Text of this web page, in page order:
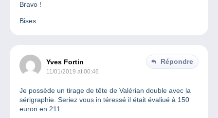
Bravo !
Bises
Yves Fortin
11/01/2019 at 00:46
Répondre
Je possède un tirage de tête de Valérian double avec la
sérigraphie. Seriez vous in téressé il était évaliué à 150
euron en 211